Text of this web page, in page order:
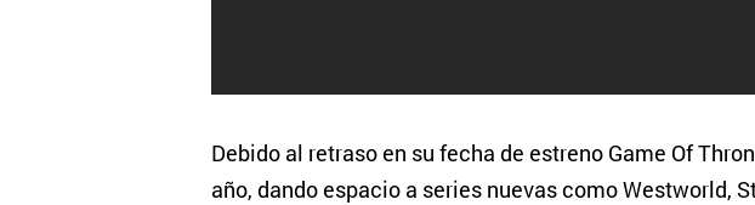
Debido al retraso en su fecha de estreno Game Of
año, dando espacio a series nuevas como Westworld,